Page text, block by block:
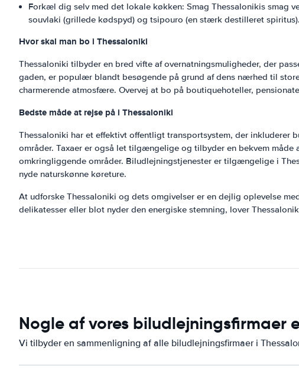
Forkæl dig selv med det lokale køkken: Smag Thessalonikis smag
souvlaki (grillede kødspyd) og tsipouro (en stærk destilleret
Hvor skal man bo i Thessaloniki
Thessaloniki tilbyder en bred vifte af overnatningsmuligheder, der
gaden, er populær blandt besøgende på grund af dens nærhed til
charmerende atmosfære. Overvej at bo på boutiquehoteller,
Bedste måde at rejse på i Thessaloniki
Thessaloniki har et effektivt offentligt transportsystem, der inkluderer
områder. Taxaer er også let tilgængelige og tilbyder en bekvem
omkringliggende områder. Biludlejningstjenester er tilgængelige i
nyde naturskønne køreture.
At udforske Thessaloniki og dets omgivelser er en dejlig oplevelse
delikatesser eller blot nyder den energiske stemning, lover
Nogle af vores biludlejningsfirmaer
Vi tilbyder en sammenligning af alle biludlejningsfirmaer i